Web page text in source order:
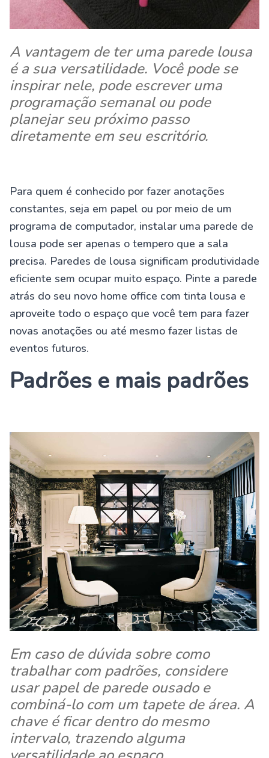
A vantagem de ter uma parede lousa
é a sua versatilidade. Você pode se
inspirar nele, pode escrever uma
programação semanal ou pode
planejar seu próximo passo
diretamente em seu escritório.
Para quem é conhecido por fazer anotações
constantes, seja em papel ou por meio de um
programa de computador, instalar uma parede de
lousa pode ser apenas o tempero que a sala
precisa. Paredes de lousa significam produtividade
eficiente sem ocupar muito espaço. Pinte a parede
atrás do seu novo home office com tinta lousa e
aproveite todo o espaço que você tem para fazer
novas anotações ou até mesmo fazer listas de
eventos futuros.
Padrões e mais padrões
Em caso de dúvida sobre como
trabalhar com padrões, considere
usar papel de parede ousado e
combiná-lo com um tapete de área. A
chave é ficar dentro do mesmo
intervalo, trazendo alguma